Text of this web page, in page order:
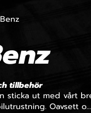
tillbehör
sticka ut med vårt
Oavsett o...